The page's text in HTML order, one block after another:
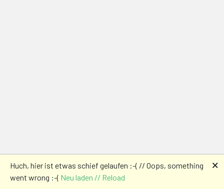
Huch, hier ist etwas schief gelaufen :-( // Oops, something
went wrong :-( Neu laden // Reload
🗙